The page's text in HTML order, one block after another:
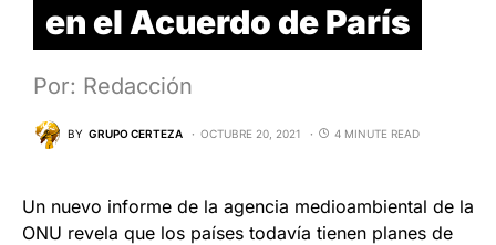
en el Acuerdo de París
Por: Redacción
BY GRUPO CERTEZA OCTUBRE 20, 2021 4 MINUTE READ
Un nuevo informe de la agencia medioambiental de la
ONU revela que los países todavía tienen planes de